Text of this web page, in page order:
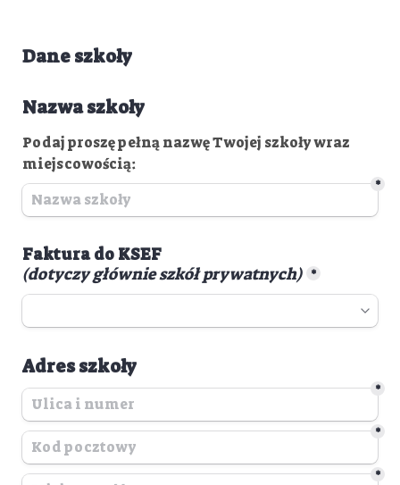
Dane szkoły
Nazwa szkoły
Podaj proszę pełną nazwę Twojej szkoły wraz
miejscowością:
*
(dotyczy głównie szkół prywatnych)
*
Adres szkoły
*
*
*